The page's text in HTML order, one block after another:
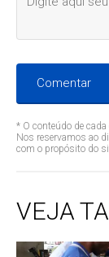
Comentar
* O conteúdo de
Nos reservamos ao
com o propósito do
VEJA